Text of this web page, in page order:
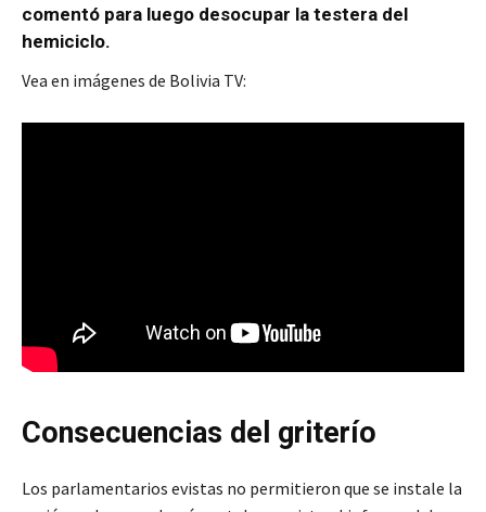
comentó para luego desocupar la testera del
hemiciclo.
Vea en imágenes de Bolivia TV:
Consecuencias del griterío
Los parlamentarios evistas no permitieron que se instale la